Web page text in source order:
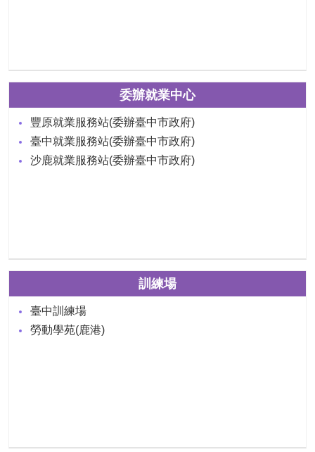
委辦就業中心
豐原就業服務站(委辦臺中市政府)
臺中就業服務站(委辦臺中市政府)
沙鹿就業服務站(委辦臺中市政府)
訓練場
臺中訓練場
勞動學苑(鹿港)